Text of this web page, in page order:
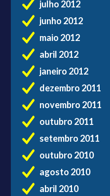
julho 2012
junho 2012
maio 2012
abril 2012
janeiro 2012
dezembro 2011
novembro 2011
outubro 2011
setembro 2011
outubro 2010
agosto 2010
abril 2010